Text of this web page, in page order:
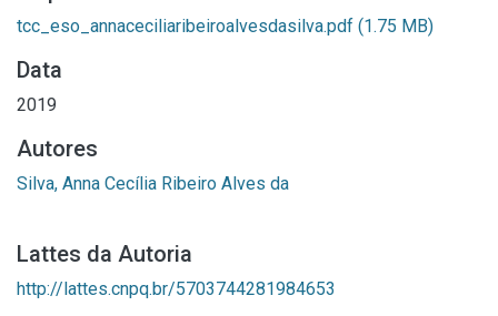
tcc_eso_annaceciliaribeiroalvesdasilva.pdf (1.75 MB)
Data
2019
Autores
Silva, Anna Cecília Ribeiro Alves da
Lattes da Autoria
http://lattes.cnpq.br/5703744281984653